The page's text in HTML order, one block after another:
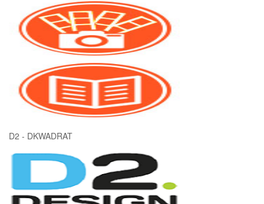
D2 - DKWADRAT